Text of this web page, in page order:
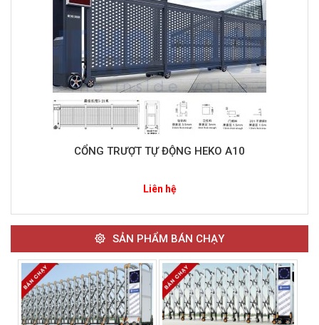
CỔNG TRƯỢT TỰ ĐỘNG HEKO A10
Liên hệ
SẢN PHẨM BÁN CHẠY